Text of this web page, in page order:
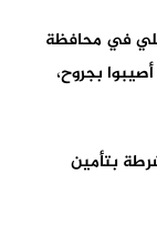
في محافظة
بجروح،
بتأمين